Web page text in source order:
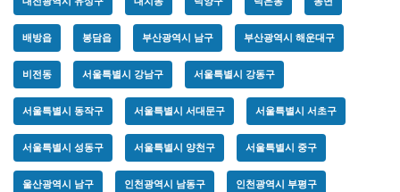
배방읍 봉담읍 부산광역시 남구 부산광역시 해운대구
비전동 서울특별시 강남구 서울특별시 강동구
서울특별시 동작구 서울특별시 서대문구 서울특별시 서초구
서울특별시 성동구 서울특별시 양천구 서울특별시 중구
울산광역시 남구 인천광역시 남동구 인천광역시 부평구